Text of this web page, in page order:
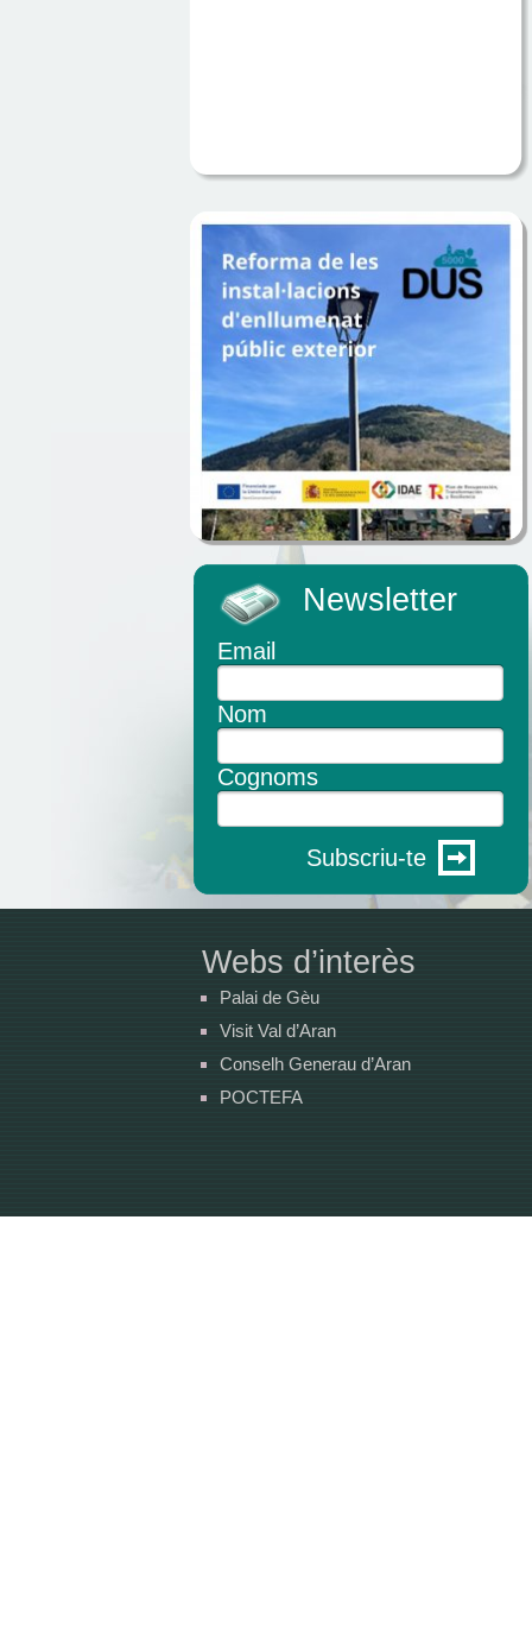
Newsletter
Email
Nom
Cognoms
Subscriu-te
Webs d’interès
Palai de Gèu
Visit Val d’Aran
Conselh Generau d’Aran
POCTEFA